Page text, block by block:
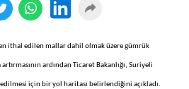
ithal edilen mallar dahil olmak üzere gümrük
ardından Ticaret Bakanlığı, Suriyeli
için bir yol haritası belirlendiğini açıkladı.